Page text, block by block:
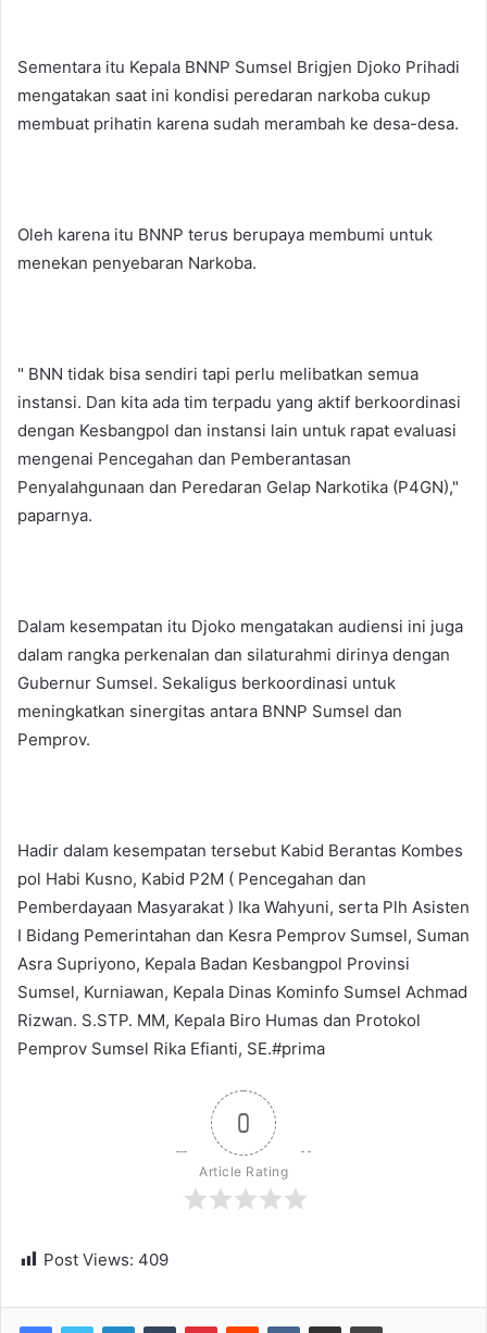
Sementara itu Kepala BNNP Sumsel Brigjen Djoko Prihadi
mengatakan saat ini kondisi peredaran narkoba cukup
membuat prihatin karena sudah merambah ke desa-desa.
Oleh karena itu BNNP terus berupaya membumi untuk
menekan penyebaran Narkoba.
" BNN tidak bisa sendiri tapi perlu melibatkan semua
instansi. Dan kita ada tim terpadu yang aktif berkoordinasi
dengan Kesbangpol dan instansi lain untuk rapat evaluasi
mengenai Pencegahan dan Pemberantasan
Penyalahgunaan dan Peredaran Gelap Narkotika (P4GN),"
paparnya.
Dalam kesempatan itu Djoko mengatakan audiensi ini juga
dalam rangka perkenalan dan silaturahmi dirinya dengan
Gubernur Sumsel. Sekaligus berkoordinasi untuk
meningkatkan sinergitas antara BNNP Sumsel dan
Pemprov.
Hadir dalam kesempatan tersebut Kabid Berantas Kombes
pol Habi Kusno, Kabid P2M ( Pencegahan dan
Pemberdayaan Masyarakat ) Ika Wahyuni, serta Plh Asisten
I Bidang Pemerintahan dan Kesra Pemprov Sumsel, Suman
Asra Supriyono, Kepala Badan Kesbangpol Provinsi
Sumsel, Kurniawan, Kepala Dinas Kominfo Sumsel Achmad
Rizwan. S.STP. MM, Kepala Biro Humas dan Protokol
Pemprov Sumsel Rika Efianti, SE.#prima
0
Article Rating
Post Views: 409